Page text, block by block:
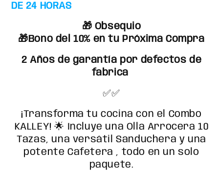
🥪
🥪
DE 24 HORAS
🎁 Obsequio
🎁Bono del 10% en tu Próxima Compra
2 Años de garantía por defectos de
fabrica
✅✅
¡Transforma tu cocina con el Combo
KALLEY! 🌟 Incluye una Olla Arrocera 10
Tazas, una versátil Sanduchera y una
potente Cafetera , todo en un solo
paquete.